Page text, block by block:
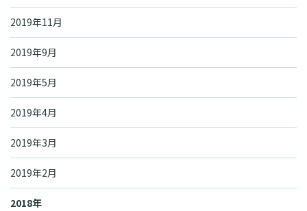
2019年11月
2019年9月
2019年5月
2019年4月
2019年3月
2019年2月
2018年